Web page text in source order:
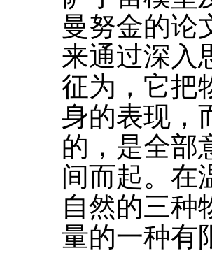
曼努金的论
来通过深入
征为，它把
身的表现，
的，是全部
间而起。在
自然的三种
量的一种有